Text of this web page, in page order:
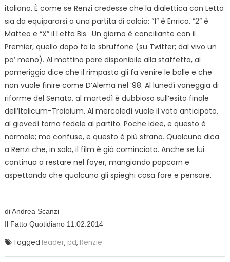
italiano. È come se Renzi credesse che la dialettica con Letta
sia da equipararsi a una partita di calcio: “1” è Enrico, “2” è
Matteo e “X” il Letta Bis. Un giorno è conciliante con il
Premier, quello dopo fa lo sbruffone (su Twitter; dal vivo un
po’ meno). Al mattino pare disponibile alla staffetta, al
pomeriggio dice che il rimpasto gli fa venire le bolle e che
non vuole finire come D’Alema nel ’98. Al lunedì vaneggia di
riforme del Senato, al martedì è dubbioso sull’esito finale
dell’Italicum-Troiaium. Al mercoledì vuole il voto anticipato,
al giovedì torna fedele al partito. Poche idee, e questo è
normale; ma confuse, e questo è più strano. Qualcuno dica
a Renzi che, in sala, il film è già cominciato. Anche se lui
continua a restare nel foyer, mangiando popcorn e
aspettando che qualcuno gli spieghi cosa fare e pensare.
di Andrea Scanzi
Il Fatto Quotidiano 11.02.2014
Tagged leader, pd, Renzie